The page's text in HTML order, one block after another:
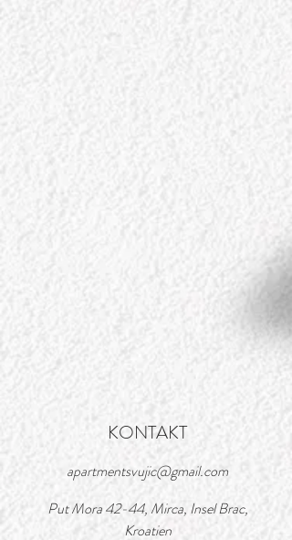
KONTAKT
apartmentsvujic@gmail.com
Put Mora 42-44, Mirca, Insel Brac,
Kroatien